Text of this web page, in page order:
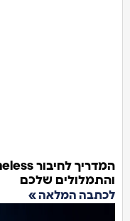
שלכם
המלאה »